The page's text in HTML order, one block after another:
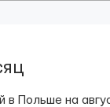
в Польше на